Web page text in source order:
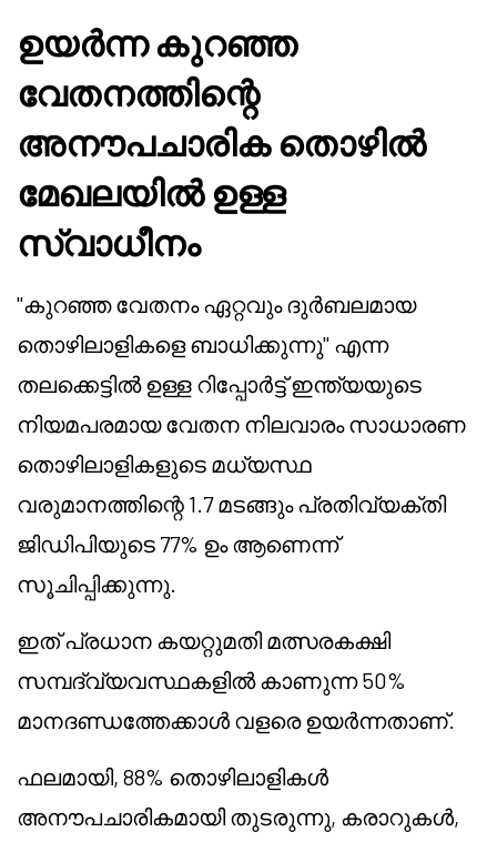
ഉയർന്ന കുറഞ്ഞ
വേതനത്തിന്റെ
അനൗപചാരിക തൊഴിൽ
മേഖലയിൽ ഉള്ള
സ്വാധീനം
"കുറഞ്ഞ വേതനം ഏറ്റവും ദുര്‍ബലമായ
തൊഴിലാളികളെ ബാധിക്കുന്നു" എന്ന
തലക്കെട്ടിൽ ഉള്ള റിപ്പോർട്ട് ഇന്ത്യയുടെ
നിയമപരമായ വേതന നിലവാരം സാധാരണ
തൊഴിലാളികളുടെ മധ്യസ്ഥ
വരുമാനത്തിന്റെ 1.7 മടങ്ങും പ്രതിവ്യക്തി
ജിഡിപിയുടെ 77% ഉം ആണെന്ന്
സൂചിപ്പിക്കുന്നു.
ഇത് പ്രധാന കയറ്റുമതി മത്സരകക്ഷി
സമ്പദ്‌വ്യവസ്ഥകളിൽ കാണുന്ന 50%
മാനദണ്ഡത്തേക്കാൾ വളരെ ഉയർന്നതാണ്.
ഫലമായി, 88% തൊഴിലാളികൾ
അനൗപചാരികമായി തുടരുന്നു, കരാറുകൾ,